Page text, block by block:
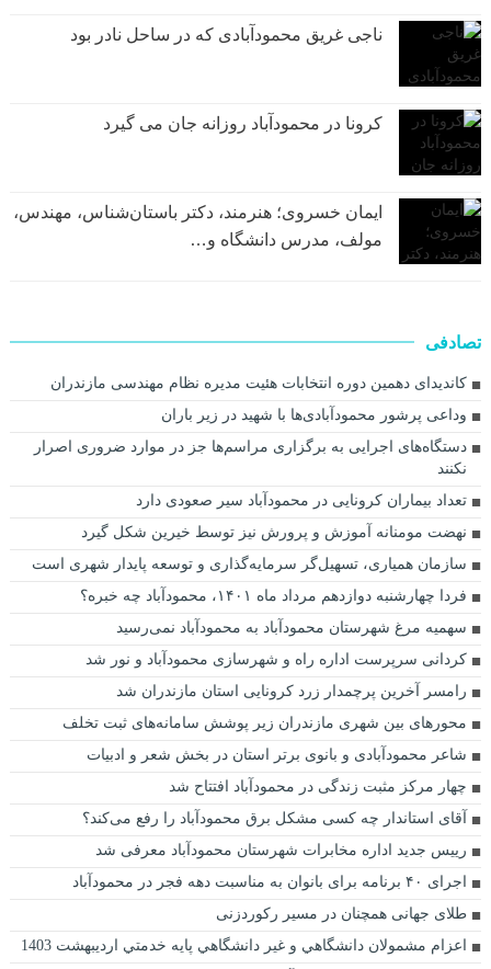
ناجی غریق محمودآبادی که در ساحل نادر بود
کرونا در محمودآباد روزانه جان می گیرد
ایمان خسروی؛ هنرمند، دکتر باستان‌شناس، مهندس،
مولف، مدرس دانشگاه و…
تصادفی
کاندیدای دهمین دوره انتخابات هئیت مدیره نظام مهندسی مازندران
وداعی پرشور محمود‌آبادی‌ها با شهید در زیر باران
دستگاه‌های اجرایی به برگزاری مراسم‌ها جز در موارد ضروری اصرار
نکنند
تعداد بیماران کرونایی در محمودآباد سیر صعودی دارد
نهضت مومنانه آموزش و پرورش نیز توسط خیرین شکل گیرد
سازمان همیاری، تسهیل‌گر سرمایه‌گذاری و توسعه پایدار شهری است
فردا چهارشنبه دوازدهم مرداد ماه ۱۴۰۱، محمودآباد چه خبره؟
سهمیه مرغ شهرستان محمودآباد به محمودآباد نمی‌رسید
کردانی سرپرست اداره راه و شهرسازی محمودآباد و نور شد
رامسر آخرین پرچمدار زرد کرونایی استان مازندران شد
محورهای بین شهری مازندران زیر پوشش سامانه‌های ثبت تخلف
شاعر محمودآبادی و بانوی برتر استان در بخش شعر و ادبیات
چهار مرکز مثبت زندگی در محمودآباد افتتاح شد
آقای استاندار چه کسی مشکل برق محمودآباد را رفع می‌کند؟
رییس جدید اداره مخابرات شهرستان محمودآباد معرفی شد
اجرای ۴۰ برنامه برای بانوان به مناسبت دهه فجر در محمودآباد
طلای جهانی همچنان در مسیر رکوردزنی
اعزام مشمولان دانشگاهي و غير دانشگاهي پايه خدمتي ارديبهشت 1403